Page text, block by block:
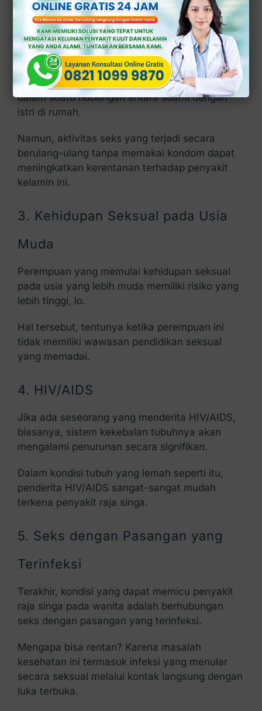
2. Aktivitas Seks yang Berulang-
ulang
Aktivitas seks memang menjadi kebutuhan
dalam suatu hubungan antara suami dengan
istri di rumah.
Namun, aktivitas seks yang terjadi secara
berulang-ulang tanpa memakai kondom dapat
meningkatkan kerentanan terhadap penyakit
kelamin ini.
3. Kehidupan Seksual pada Usia
Muda
Perempuan yang memulai kehidupan seksual
pada usia yang lebih muda memiliki risiko yang
lebih tinggi, lo.
Hal tersebut, tentunya ketika perempuan ini
tidak memiliki wawasan pendidikan seksual
yang memadai.
4. HIV/AIDS
Jika ada seseorang yang menderita HIV/AIDS,
biasanya, sistem kekebalan tubuhnya akan
mengalami penurunan secara signifikan.
Dalam kondisi tubuh yang lemah seperti itu,
penderita HIV/AIDS sangat-sangat mudah
terkena penyakit raja singa.
5. Seks dengan Pasangan yang
Terinfeksi
Terakhir, kondisi yang dapat memicu penyakit
raja singa pada wanita adalah berhubungan
seks dengan pasangan yang terinfeksi.
Mengapa bisa rentan? Karena masalah
kesehatan ini termasuk infeksi yang menular
secara seksual melalui kontak langsung dengan
luka terbuka.